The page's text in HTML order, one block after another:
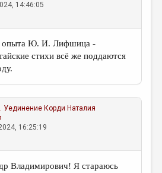
14:46:05
опыта Ю. И. Лифшица -
стихи всё же поддаются
Уединение Корди Наталия
16:25:19
Владимирович! Я стараюсь